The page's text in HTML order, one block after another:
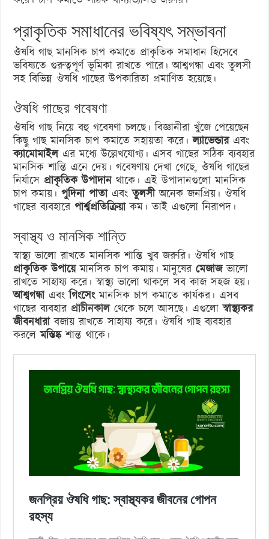
প্রাকৃতিক সমাধানের ভবিষ্যৎ সম্ভাবনা
ঔষধি গাছ মানসিক চাপ কমাতে প্রাকৃতিক সমাধান হিসেবে
ভবিষ্যতে গুরুত্বপূর্ণ ভূমিকা রাখতে পারে। আশ্বগন্ধা এবং তুলসী
সহ বিভিন্ন ঔষধি গাছের উপকারিতা প্রমাণিত হয়েছে।
ঔষধি গাছের গবেষণা
ঔষধি গাছ নিয়ে বহু গবেষণা চলছে। বিজ্ঞানীরা খুঁজে পেয়েছেন
কিছু গাছ মানসিক চাপ কমাতে সহায়তা করে।ল্যাভেন্ডারএবং
ক্যামোমাইলএর মধ্যে উল্লেখযোগ্য। এসব গাছের সঠিক ব্যবহার
মানসিক শান্তি এনে দেয়। গবেষণায় দেখা গেছে, ঔষধি গাছের
নির্যাসে প্রাকৃতিক উপাদানথাকে। এই উপাদানগুলো মানসিক
চাপ কমায়।পুদিনা পাতাএবংতুলসীঅনেক জনপ্রিয়। ঔষধি
গাছের ব্যবহারেপার্শ্বপ্রতিক্রিয়াকম। তাই এগুলো নিরাপদ।
স্বাস্থ্য ও মানসিক শান্তি
স্বাস্থ্য ভালো রাখতে মানসিক শান্তি খুব জরুরি। ঔষধি গাছ
প্রাকৃতিক উপায়েমানসিক চাপ কমায়। মানুষেরমেজাজভালো
রাখতে সাহায্য করে। স্বাস্থ্য ভালো থাকলে সব কাজ সহজ হয়।
আশ্বগন্ধাএবংগিংসেংমানসিক চাপ কমাতে কার্যকর। এসব
গাছের ব্যবহার প্রাচীনকাল থেকে চলে আসছে। এগুলোস্বাস্থ্যকর
জীবনধারাবজায় রাখতে সাহায্য করে। ঔষধি গাছ ব্যবহার
করলেমস্তিষ্কশান্ত থাকে।